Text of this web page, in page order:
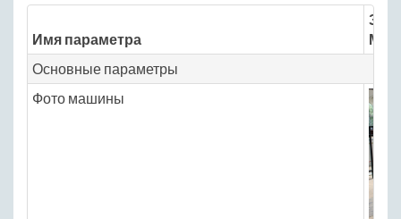
Имя параметра
Основные параметры
Фото машины